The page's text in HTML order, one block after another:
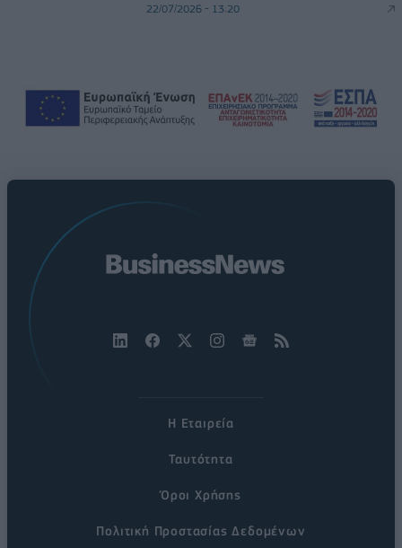
22/07/2026 - 13:20
Η Εταιρεία
Ταυτότητα
Όροι Χρήσης
Πολιτική Προστασίας Δεδομένων